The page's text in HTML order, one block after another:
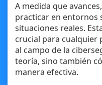
A medida que
practicar en entornos
situaciones reales.
crucial para cualquier
al campo de la
teoría, sino también
manera efectiva.